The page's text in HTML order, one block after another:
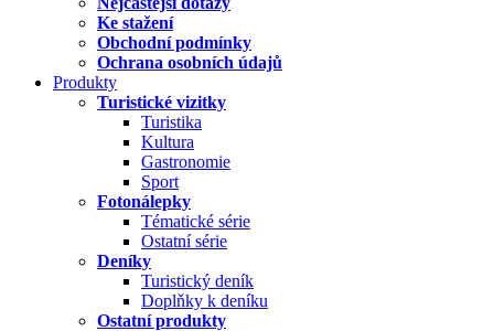
Ke stažení
Obchodní podmínky
Ochrana osobních údajů
Produkty
Turistické vizitky
Turistika
Kultura
Gastronomie
Sport
Fotonálepky
Tématické série
Ostatní série
Deníky
Turistický deník
Doplňky k deníku
Ostatní produkty